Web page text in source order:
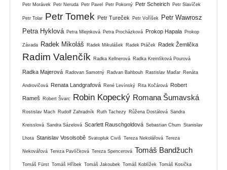
Petr Morávek Petr Neruda Petr Pavel Petr Pokorný Petr Scheirich Petr Slavíček
Petr Tolar Petr Tomek Petr Tureček Petr Voříšek
Petr Wawrosz
Petra Hyklová Petra Mlejnková Petra Procházková Prokop Hapala Prokop
Závada Radek Mikoláš Radek Mikulášek Radek Ptáček Radek Žemlička
Radim Valenčík Radka Kellnerová Radka Kremlíková Pourová
Radka Majerová Radovan Samotný Radvan Bahbouh Rastislav Maďar Renáta
Androvičová Renata Landgrafová René Levínský Rita Kočárová Robert
Rameš Robert Švarc Robin Kopecký Romana Šumavská
Rostislav Mach Rudolf Zahradník Ruth Tachezy Růžena Dostálová Sandra
Kreisslová Sandra Sázelová Scarlett Rauschgoldová Sebastian Chum Stanislav
Lhota Stanislav Vosolsobě Svatopluk Civiš Tereza Nekolářová Tereza
Nekovářová Tereza Pavlíčková Tereza Spencerová Tomáš Bandžuch
Tomáš Fürst Tomáš Hříbek Tomáš Jakoubek Tomáš Koblížek Tomáš Kosička